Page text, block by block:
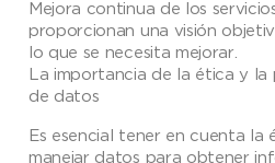
Mejora continua de los
proporcionan una visión
lo que se necesita mejorar.
La importancia de la ética y la
de datos
Es esencial tener en cuenta la
manejar datos para obtener